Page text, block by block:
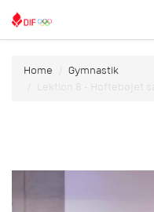
Home
Gymnastik
Lektion 8 - Hoftebøjet